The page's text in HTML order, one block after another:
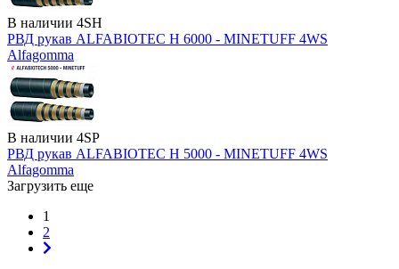
В наличии 4SH
РВД рукав ALFABIOTEC H 6000 - MINETUFF 4WS
Alfagomma
В наличии 4SP
РВД рукав ALFABIOTEC H 5000 - MINETUFF 4WS
Alfagomma
Загрузить еще
1
2